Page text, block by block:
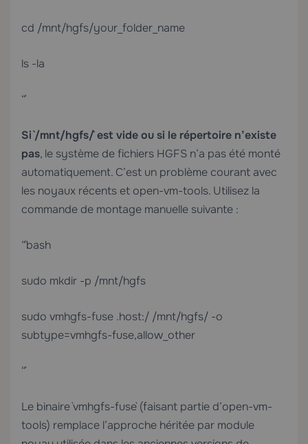
cd /mnt/hgfs/your_folder_name
ls -la
“`
Si `/mnt/hgfs/` est vide ou si le répertoire n’existe
pas, le système de fichiers HGFS n’a pas été monté
automatiquement. C’est un problème courant avec
les noyaux récents et open-vm-tools. Utilisez la
commande de montage manuelle suivante :
“`bash
sudo mkdir -p /mnt/hgfs
sudo vmhgfs-fuse .host:/ /mnt/hgfs/ -o
subtype=vmhgfs-fuse,allow_other
“`
Le binaire `vmhgfs-fuse` (faisant partie d’open-vm-
tools) remplace l’approche héritée par module